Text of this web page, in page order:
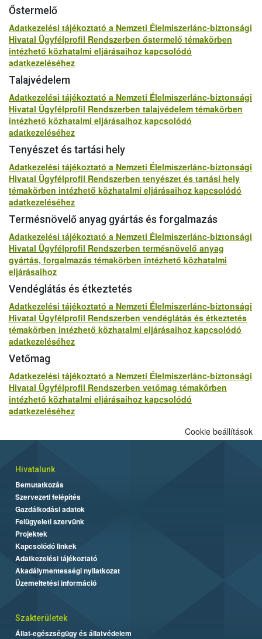
Őstermelő
Adatkezelési tájékoztató a Nemzeti Élelmiszerlánc-biztonsági
Hivatal Ügyfélprofil Rendszerben őstermelő témakörben
intézhető közhatalmi eljárásaihoz kapcsolódó
adatkezeléséhez
Talajvédelem
Adatkezelési tájékoztató a Nemzeti Élelmiszerlánc-biztonsági
Hivatal Ügyfélprofil Rendszerben talajvédelem témakörben
intézhető közhatalmi eljárásaihoz kapcsolódó
adatkezeléséhez
Tenyészet és tartási hely
Adatkezelési tájékoztató a Nemzeti Élelmiszerlánc-biztonsági
Hivatal Ügyfélprofil Rendszerben tenyészet és tartási hely
témakörben intézhető közhatalmi eljárásaihoz kapcsolódó
adatkezeléséhez
Termésnövelő anyag gyártás és forgalmazás
Adatkezelési tájékoztató a Nemzeti Élelmiszerlánc-biztonsági
Hivatal Ügyfélprofil Rendszerben termésnövelő anyag
gyártás, forgalmazás témakörben intézhető közhatalmi
eljárásaihoz
Vendéglátás és étkeztetés
Adatkezelési tájékoztató a Nemzeti Élelmiszerlánc-biztonsági
Hivatal Ügyfélprofil Rendszerben vendéglátás és étkeztetés
témakörben intézhető közhatalmi eljárásaihoz kapcsolódó
adatkezeléséhez
Vetőmag
Adatkezelési tájékoztató a Nemzeti Élelmiszerlánc-biztonsági
Hivatal Ügyfélprofil Rendszerben vetőmag témakörben
intézhető közhatalmi eljárásaihoz kapcsolódó
adatkezeléséhez
Cookie beállítások
Hivatalunk
Bemutatkozás
Szervezeti felépítés
Gazdálkodási adatok
Felügyeleti szervünk
Projektek
Kapcsolódó linkek
Adatkezelési tájékoztató
Akadálymentességi nyilatkozat
Üzemeltetési információ
Szakterületek
Állat-egészségügy és állatvédelem